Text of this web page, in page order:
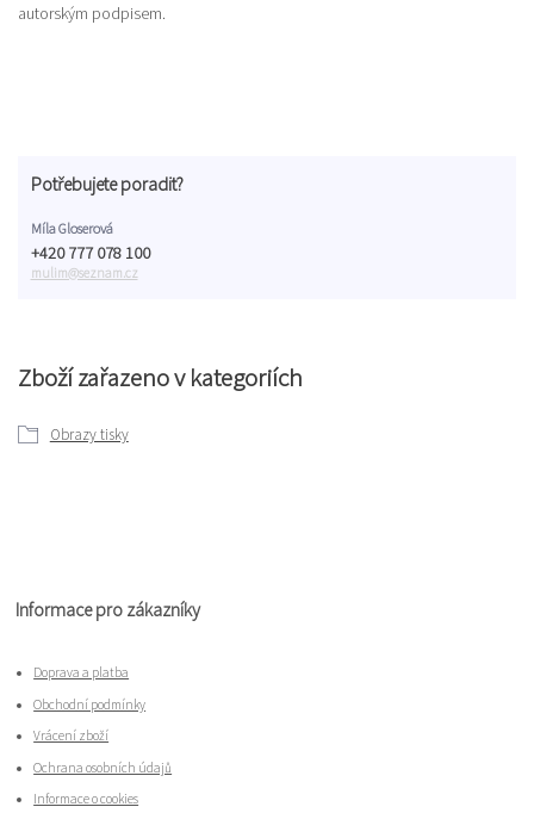
autorským podpisem.
Zboží zařazeno v kategoriích
Obrazy tisky
Potřebujete poradit?
Míla Gloserová
+420 777 078 100
mulim@seznam.cz
Informace pro zákazníky
Doprava a platba
Obchodní podmínky
Vrácení zboží
Ochrana osobních údajů
Informace o cookies